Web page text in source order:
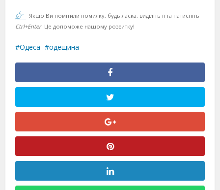
Якщо Ви помітили помилку, будь ласка, виділіть її та натисніть
Ctrl+Enter. Це допоможе нашому розвитку!
Одеса одещина